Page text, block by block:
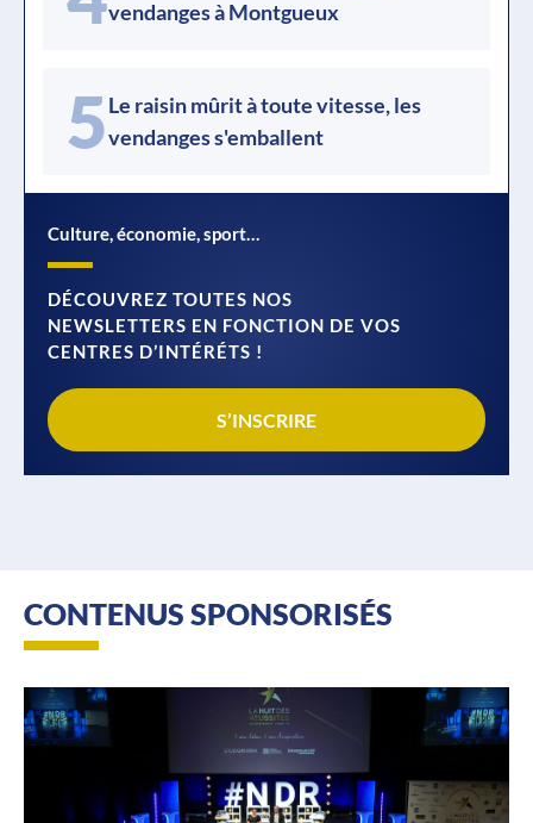
vendanges à Montgueux
5Le raisin mûrit à toute vitesse, les
vendanges s'emballent
Culture, économie, sport…
DÉCOUVREZ TOUTES NOS
NEWSLETTERS EN FONCTION DE VOS
CENTRES D’INTÉRÉTS !
S’INSCRIRE
CONTENUS SPONSORISÉS